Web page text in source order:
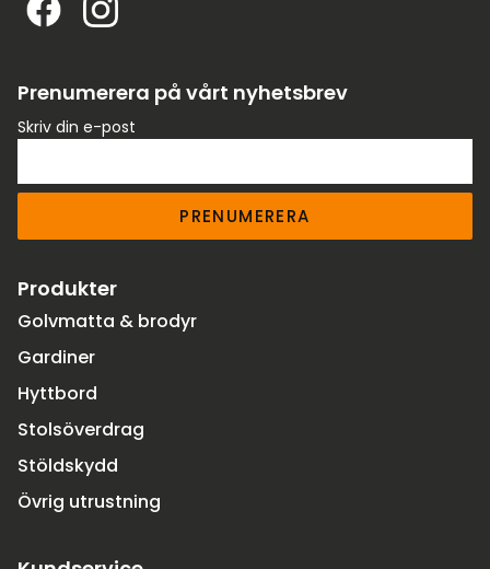
Prenumerera på vårt nyhetsbrev
Skriv din e-post
PRENUMERERA
Produkter
Golvmatta & brodyr
Gardiner
Hyttbord
Stolsöverdrag
Stöldskydd
Övrig utrustning